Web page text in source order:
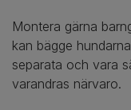
Montera gärna
kan bägge
separata och vara
varandras närvaro.